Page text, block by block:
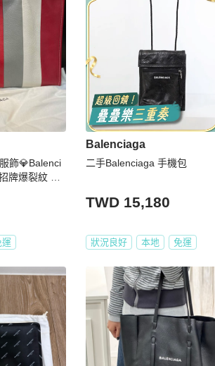
飾💎Balenci
爆裂紋 手
運
Balenciaga
二手Balenciaga 手機包
TWD 15,180
狀況良好 本地 免運